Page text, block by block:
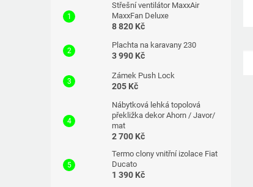
Střešní ventilátor MaxxAir
MaxxFan Deluxe
8 820 Kč
Plachta na karavany 230
3 990 Kč
Zámek Push Lock
205 Kč
Nábytková lehká topolová
překližka dekor Ahorn / Javor/
mat
2 700 Kč
Termo clony vnitřní izolace Fiat
Ducato
1 390 Kč